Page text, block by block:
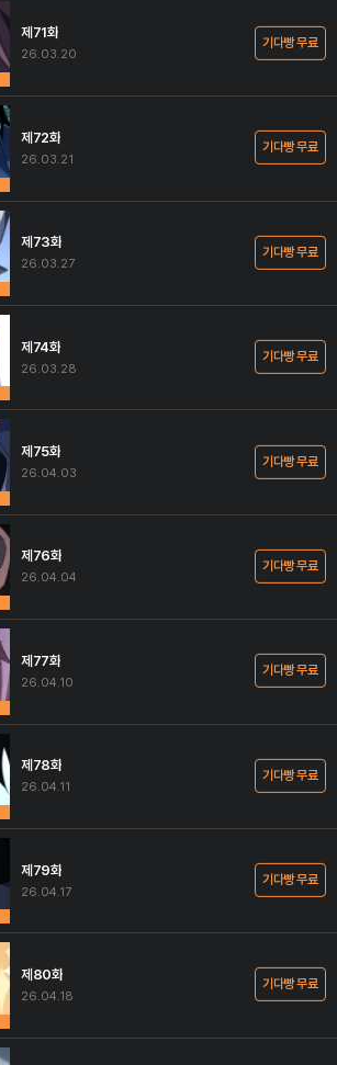
제71화
26.03.20
기다빵 무료
제72화
26.03.21
기다빵 무료
제73화
26.03.27
기다빵 무료
제74화
26.03.28
기다빵 무료
제75화
26.04.03
기다빵 무료
제76화
26.04.04
기다빵 무료
제77화
26.04.10
기다빵 무료
제78화
26.04.11
기다빵 무료
제79화
26.04.17
기다빵 무료
제80화
26.04.18
기다빵 무료